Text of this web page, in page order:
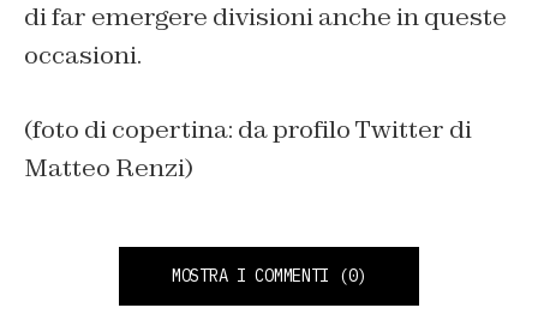
di far emergere divisioni anche in queste
occasioni.
(foto di copertina: da profilo Twitter di
Matteo Renzi)
MOSTRA I COMMENTI (0)